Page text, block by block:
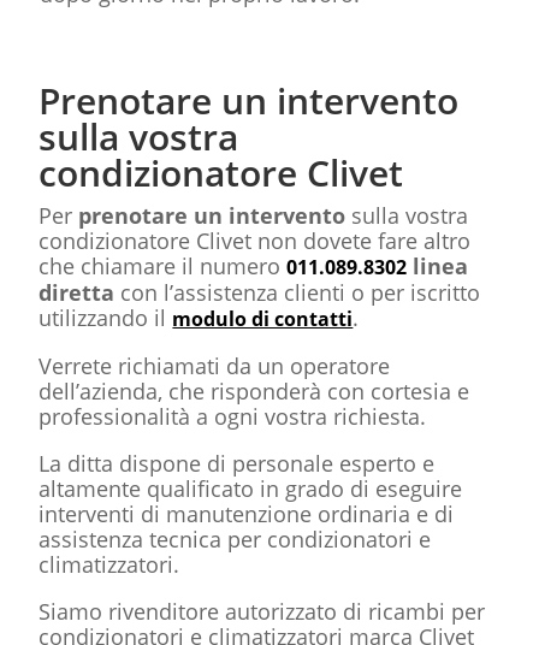
Prenotare un intervento
sulla vostra
condizionatore Clivet
Per prenotare un intervento sulla vostra
condizionatore Clivet non dovete fare altro
che chiamare il numero011.089.8302 linea
diretta con l’assistenza clienti o per iscritto
utilizzando il modulo di contatti.
Verrete richiamati da un operatore
dell’azienda, che risponderà con cortesia e
professionalità a ogni vostra richiesta.
La ditta dispone di personale esperto e
altamente qualificato in grado di eseguire
interventi di manutenzione ordinaria e di
assistenza tecnica per condizionatori e
climatizzatori.
Siamo rivenditore autorizzato di ricambi per
condizionatori e climatizzatori marca Clivet